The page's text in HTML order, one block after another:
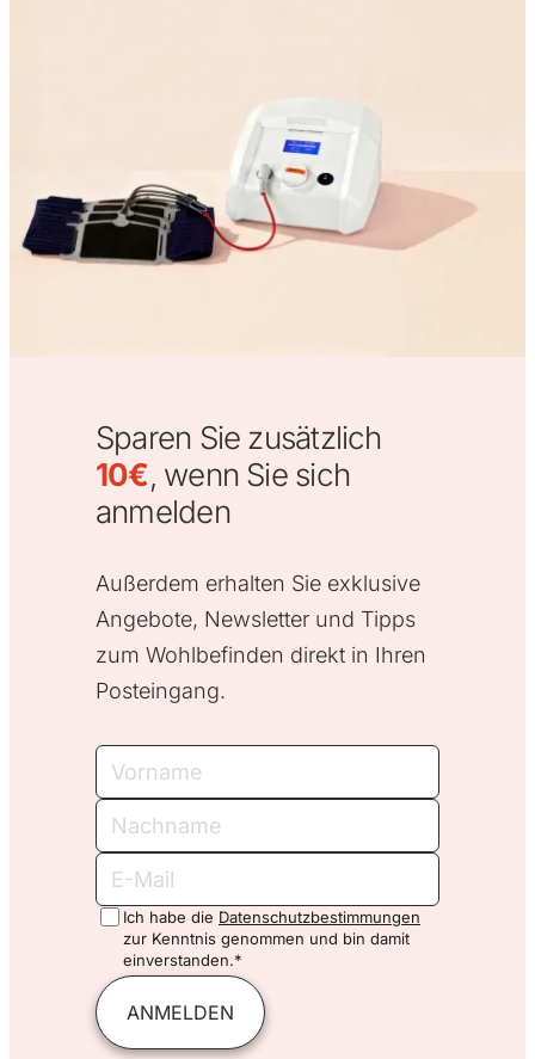
Sparen Sie zusätzlich
10€, wenn Sie sich
anmelden
Außerdem erhalten Sie exklusive
Angebote, Newsletter und Tipps
zum Wohlbefinden direkt in Ihren
Posteingang.
Vorname
Nachname
E-
Mail
Ich habe die Datenschutzbestimmungen
zur Kenntnis genommen und bin damit
einverstanden.*
ANMELDEN